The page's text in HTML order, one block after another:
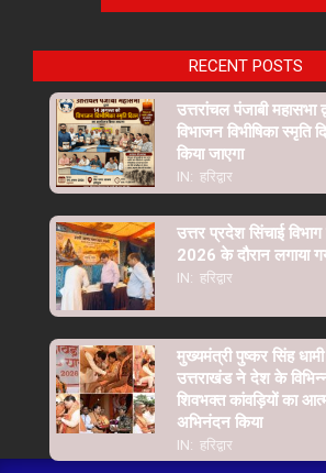
RECENT POSTS
उत्तरांचल पंजाबी महासभा
विभाजन विभीषिका
किया जाएगा
IN: हरिद्वार
उत्तर प्रदेश सिंचाई विभाग
2026 के दौरान लगाया
IN: हरिद्वार
मुख्यमंत्री पुष्कर सिंह
उत्तराखंड ने देश के
शिवभक्त कांवड़ियों का
अभिनंदन किया
IN: हरिद्वार